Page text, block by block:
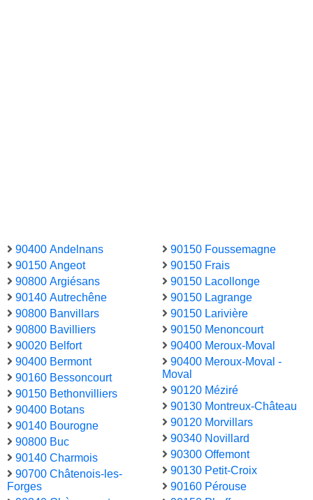
90400 Andelnans
90150 Angeot
90800 Argiésans
90140 Autrechêne
90800 Banvillars
90800 Bavilliers
90020 Belfort
90400 Bermont
90160 Bessoncourt
90150 Bethonvilliers
90400 Botans
90140 Bourogne
90800 Buc
90140 Charmois
90700 Châtenois-les-
Forges
90150 Foussemagne
90150 Frais
90150 Lacollonge
90150 Lagrange
90150 Larivière
90150 Menoncourt
90400 Meroux-Moval
90400 Meroux-Moval -
Moval
90120 Méziré
90130 Montreux-Château
90120 Morvillars
90340 Novillard
90300 Offemont
90130 Petit-Croix
90160 Pérouse